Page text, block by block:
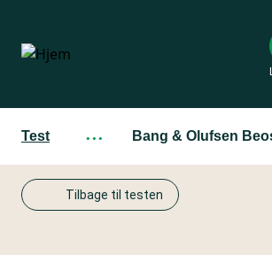
hovedindhold
Test ··· Bang & Olufsen
Tilbage til testen